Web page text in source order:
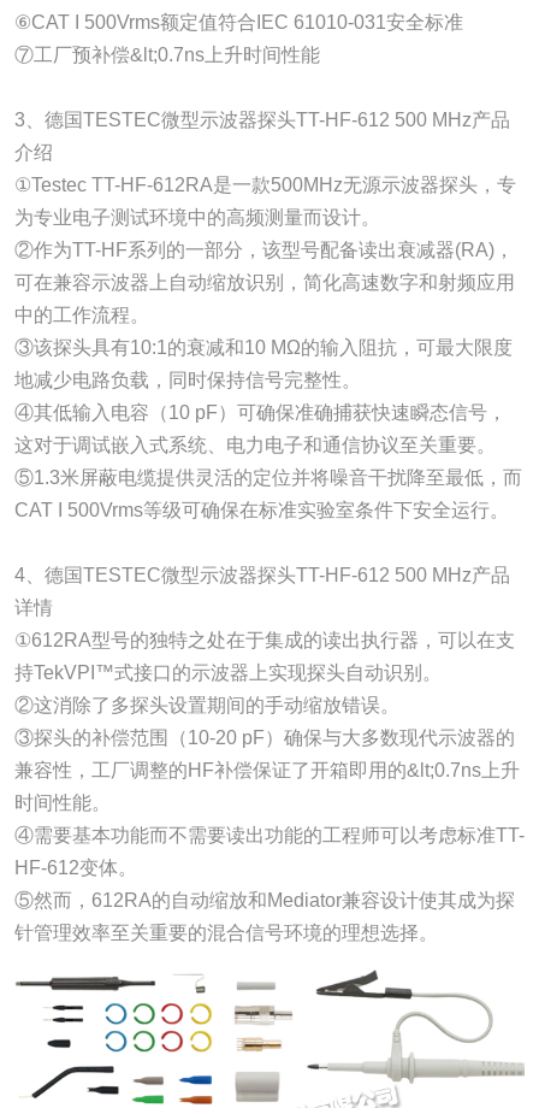
⑥CAT I 500Vrms额定值符合IEC 61010-031安全标准
⑦工厂预补偿&lt;0.7ns上升时间性能
3、德国TESTEC微型示波器探头TT-HF-612 500 MHz产品
介绍
①Testec TT-HF-612RA是一款500MHz无源示波器探头，专
为专业电子测试环境中的高频测量而设计。
②作为TT-HF系列的一部分，该型号配备读出衰减器(RA)，
可在兼容示波器上自动缩放识别，简化高速数字和射频应用
中的工作流程。
③该探头具有10:1的衰减和10 MΩ的输入阻抗，可最大限度
地减少电路负载，同时保持信号完整性。
④其低输入电容（10 pF）可确保准确捕获快速瞬态信号，
这对于调试嵌入式系统、电力电子和通信协议至关重要。
⑤1.3米屏蔽电缆提供灵活的定位并将噪音干扰降至最低，而
CAT I 500Vrms等级可确保在标准实验室条件下安全运行。
4、德国TESTEC微型示波器探头TT-HF-612 500 MHz产品
详情
①612RA型号的独特之处在于集成的读出执行器，可以在支
持TekVPI™式接口的示波器上实现探头自动识别。
②这消除了多探头设置期间的手动缩放错误。
③探头的补偿范围（10-20 pF）确保与大多数现代示波器的
兼容性，工厂调整的HF补偿保证了开箱即用的&lt;0.7ns上升
时间性能。
④需要基本功能而不需要读出功能的工程师可以考虑标准TT-
HF-612变体。
⑤然而，612RA的自动缩放和Mediator兼容设计使其成为探
针管理效率至关重要的混合信号环境的理想选择。